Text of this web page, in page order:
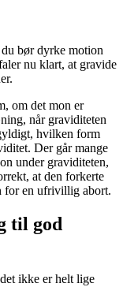
bør dyrke motion
nu klart, at gravide
om det mon er
når graviditeten
hvilken form
Der går mange
under graviditeten,
at den forkerte
for en ufrivillig abort.
til god
ikke er helt lige